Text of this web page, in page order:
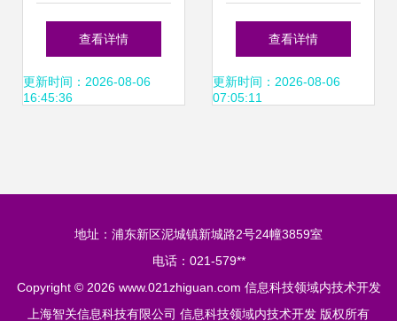
杏坛——江南大
学‘粮草先行’开启校
查看详情
更新时间：2026-08-06
16:45:36
息科技领域的技术
开发前沿探索
查看详情
更新时间：2026-08-06
07:05:11
地址：浦东新区泥城镇新城路2号24幢3859室
电话：021-579**
Copyright © 2026 www.021zhiguan.com 信息科技领域内技术开发
上海智关信息科技有限公司 信息科技领域内技术开发 版权所有